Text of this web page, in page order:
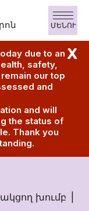
ՄԵՆՈՒ
due to an
safety,
our top
and
and will
the status of
Thank you
X
խումբ